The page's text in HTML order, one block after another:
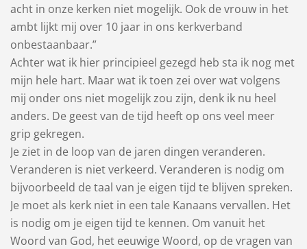
acht in onze kerken niet mogelijk. Ook de vrouw in het
ambt lijkt mij over 10 jaar in ons kerkverband
onbestaanbaar.”
Achter wat ik hier principieel gezegd heb sta ik nog met
mijn hele hart. Maar wat ik toen zei over wat volgens
mij onder ons niet mogelijk zou zijn, denk ik nu heel
anders. De geest van de tijd heeft op ons veel meer
grip gekregen.
Je ziet in de loop van de jaren dingen veranderen.
Veranderen is niet verkeerd. Veranderen is nodig om
bijvoorbeeld de taal van je eigen tijd te blijven spreken.
Je moet als kerk niet in een tale Kanaans vervallen. Het
is nodig om je eigen tijd te kennen. Om vanuit het
Woord van God, het eeuwige Woord, op de vragen van